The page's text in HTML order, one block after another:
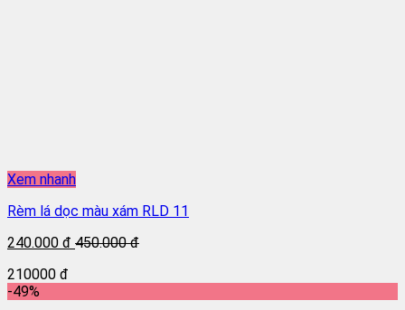
Xem nhanh
Rèm lá dọc màu xám RLD 11
240.000 đ 450.000 đ
210000 đ
-49%